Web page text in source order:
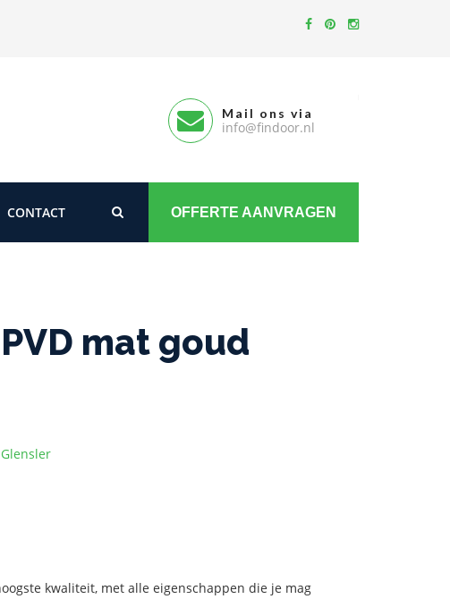
Mail ons via
info@findoor.nl
CONTACT OFFERTE AANVRAGEN
mat goud
kwaliteit, met alle eigenschappen die je mag